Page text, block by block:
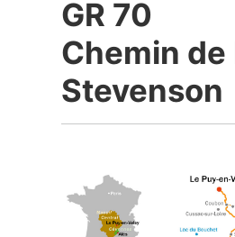
GR 70
Chemin de
Stevenson